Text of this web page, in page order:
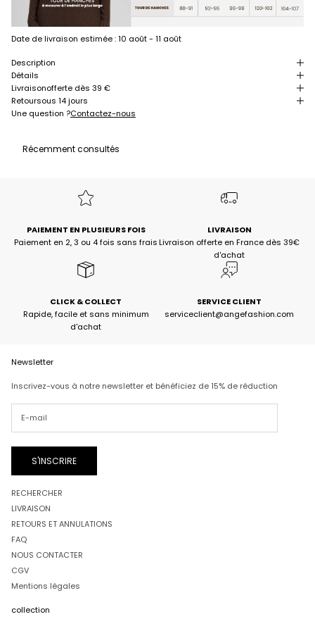
Date de livraison estimée :10 août - 11 août
Description
Détails
Livraisonofferte dès 39 €
Retoursous 14 jours
Une question ?Contactez-nous
Récemment consultés
PAIEMENT EN PLUSIEURS FOIS
Paiement en 2, 3 ou 4 fois sans frais
LIVRAISON
Livraison offerte en France dès 39€
d'achat
CLICK & COLLECT
Rapide, facile et sans minimum
d'achat
SERVICE CLIENT
serviceclient@angefashion.com
Newsletter
Inscrivez-vous à notre newsletter et bénéficiez de 15% de réduction
S'INSCRIRE
RECHERCHER
LIVRAISON
RETOURS ET ANNULATIONS
FAQ
NOUS CONTACTER
CGV
Mentions légales
collection